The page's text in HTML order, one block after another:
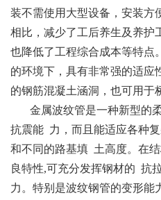
装不需使用大型设备，安装方
相比，减少了工后养生及养护
也降低了工程综合成本等特点
的环境下，具有非常强的适
的钢筋混凝土涵洞，也可用于
金属波纹管是一种新型的
抗震能 力，而且能适应各种
和不同的路基填 土高度。在
良特性,可充分发挥钢材的 抗
力。特别是波纹钢管的变形